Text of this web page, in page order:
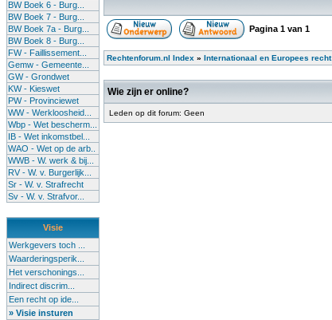
BW Boek 6 - Burg...
BW Boek 7 - Burg...
BW Boek 7a - Burg...
BW Boek 8 - Burg...
FW - Faillissement...
Gemw - Gemeente...
GW - Grondwet
KW - Kieswet
PW - Provinciewet
WW - Werkloosheid...
Wbp - Wet bescherm...
IB - Wet inkomstbel...
WAO - Wet op de arb..
WWB - W. werk & bij...
RV - W. v. Burgerlijk...
Sr - W. v. Strafrecht
Sv - W. v. Strafvor...
Visie
Werkgevers toch ...
Waarderingsperik...
Het verschonings...
Indirect discrim...
Een recht op ide...
» Visie insturen
Pagina 1 van 1
Rechtenforum.nl Index » Internationaal en Europees recht
Wie zijn er online?
Leden op dit forum: Geen